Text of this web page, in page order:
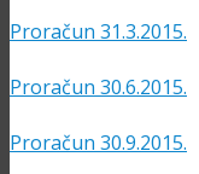
Proračun 31.3.2015.
Proračun 30.6.2015.
Proračun 30.9.2015.